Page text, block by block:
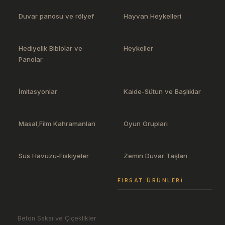
Duvar panosu ve rölyef Hayvan Heykelleri
Hediyelik Biblolar ve
Panolar
Heykeller
İmitasyonlar Kaide-Sütun ve Başlıklar
Masal,Film Kahramanları Oyun Grupları
Süs Havuzu-Fiskiyeler Zemin Duvar Taşları
FIRSAT ÜRÜNLERI
Beton Saksı ve Çiçeklikler